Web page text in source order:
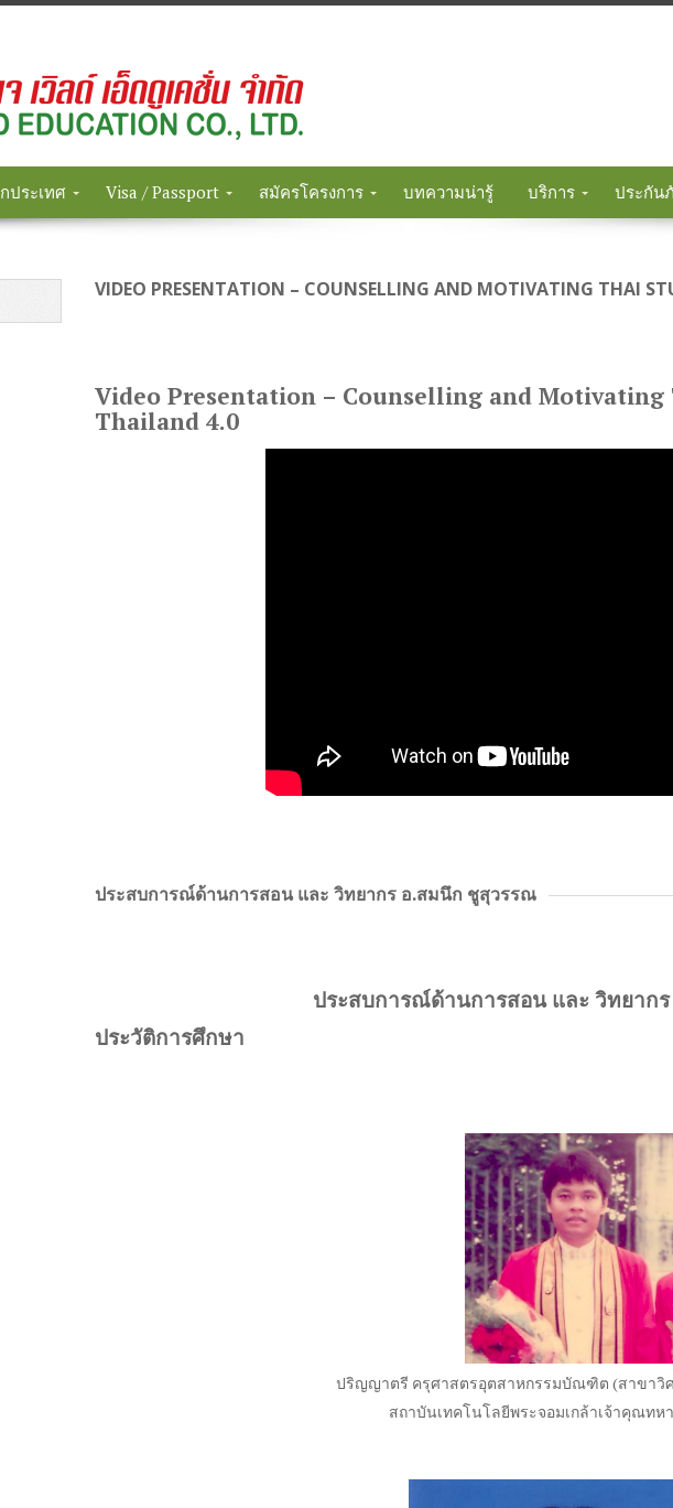
ประเทศ Visa / Passport สมัครโครงการ บทความน่ารู้ บริการ ประกัน
VIDEO PRESENTATION – COUNSELLING AND MOTIVATING THAI
Video Presentation – Counselling and
Thailand 4.0
ประสบการณ์ด้านการสอน และ วิทยากร อ.สมนึก ชูสุวรรณ
ประสบการณ์ด้านการสอน และ วิทยาก
ประวัติการศึกษา
ปริญญาตรี ครุศาสตรอุตสาหกรรมบัณฑิต (สาขาวิ
สถาบันเทคโนโลยีพระจอมเกล้าเจ้าคุณทห